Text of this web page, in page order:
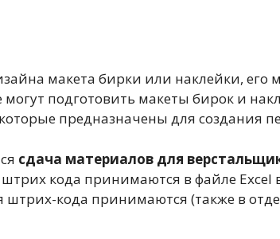
макета бирки или наклейки,
подготовить макеты бирок и
предназначены для создания
сдача материалов для
кода принимаются в файле Excel
штрих-кода принимаются (также в